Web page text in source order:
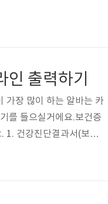
출력하기
가장 많이 하는 알바는 카
를 들으실거에요.보건증
1. 건강진단결과서(보건
보건소에서 검사 후, 발